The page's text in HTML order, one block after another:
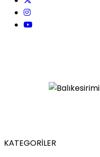
KATEGORİLER